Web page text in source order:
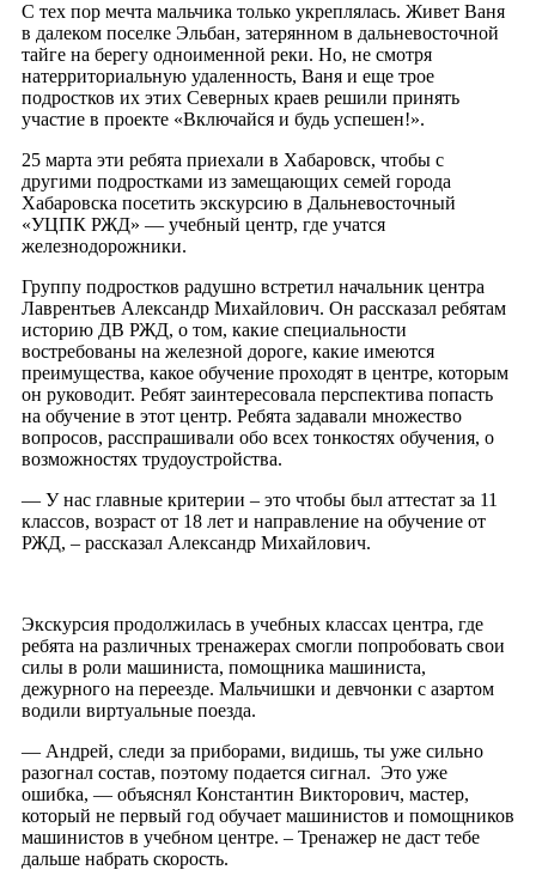
С тех пор мечта мальчика только укреплялась. Живет Ваня
в далеком поселке Эльбан, затерянном в дальневосточной
тайге на берегу одноименной реки. Но, не смотря
натерриториальную удаленность, Ваня и еще трое
подростков их этих Северных краев решили принять
участие в проекте «Включайся и будь успешен!».
25 марта эти ребята приехали в Хабаровск, чтобы с
другими подростками из замещающих семей города
Хабаровска посетить экскурсию в Дальневосточный
«УЦПК РЖД» — учебный центр, где учатся
железнодорожники.
Группу подростков радушно встретил начальник центра
Лаврентьев Александр Михайлович. Он рассказал ребятам
историю ДВ РЖД, о том, какие специальности
востребованы на железной дороге, какие имеются
преимущества, какое обучение проходят в центре, которым
он руководит. Ребят заинтересовала перспектива попасть
на обучение в этот центр. Ребята задавали множество
вопросов, расспрашивали обо всех тонкостях обучения, о
возможностях трудоустройства.
— У нас главные критерии – это чтобы был аттестат за 11
классов, возраст от 18 лет и направление на обучение от
РЖД, – рассказал Александр Михайлович.
Экскурсия продолжилась в учебных классах центра, где
ребята на различных тренажерах смогли попробовать свои
силы в роли машиниста, помощника машиниста,
дежурного на переезде. Мальчишки и девчонки с азартом
водили виртуальные поезда.
— Андрей, следи за приборами, видишь, ты уже сильно
разогнал состав, поэтому подается сигнал. Это уже
ошибка, — объяснял Константин Викторович, мастер,
который не первый год обучает машинистов и помощников
машинистов в учебном центре. – Тренажер не даст тебе
дальше набрать скорость.